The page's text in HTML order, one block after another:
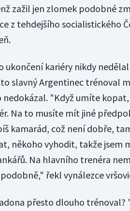
zažil jen zlomek podobné
z tehdejšího socialistického
ukončení kariéry nikdy
slavný Argentinec trénoval
nedokázal. "Když umíte
Na to musíte mít jiné
kamarád, což není dobře,
někoho vyhodit, takže jsem
Na hlavního trenéra
řekl vynálezce
přesto dlouho trénoval?